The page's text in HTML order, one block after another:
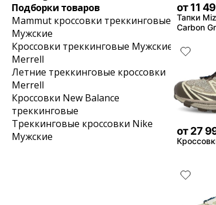
Подборки товаров
Mammut кроссовки треккинговые
Мужские
Кроссовки треккинговые Мужские
Merrell
Летние треккинговые кроссовки
Merrell
Кроссовки New Balance
треккинговые
Треккинговые кроссовки Nike
Мужские
от11
Тапки
Carbon
от27